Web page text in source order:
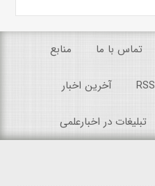
تماس با ما منابع
RSS آخرین اخبار
تبلیغات در اخبارعلمی